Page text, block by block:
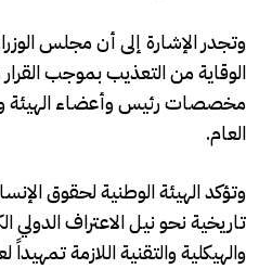
وتجدر الإشارة إلى أن مجلس
مخصصات رئيس وأعضاء الهيئة
العام.
وتؤكد الهيئة الوطنية لحقوق
تاريخية نحو نيل الاعتراف الدولي
والهيكلية والتقنية اللازمة